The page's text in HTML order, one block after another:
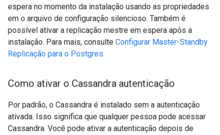
espera no momento da instalação usando as propriedades
em o arquivo de configuração silencioso. Também é
possível ativar a replicação mestre em espera após a
instalação. Para mais, consulte Configurar Master-Standby
Replicação para o Postgres.
Como ativar o Cassandra autenticação
Por padrão, o Cassandra é instalado sem a autenticação
ativada. Isso significa que qualquer pessoa pode acessar
Cassandra. Você pode ativar a autenticação depois de